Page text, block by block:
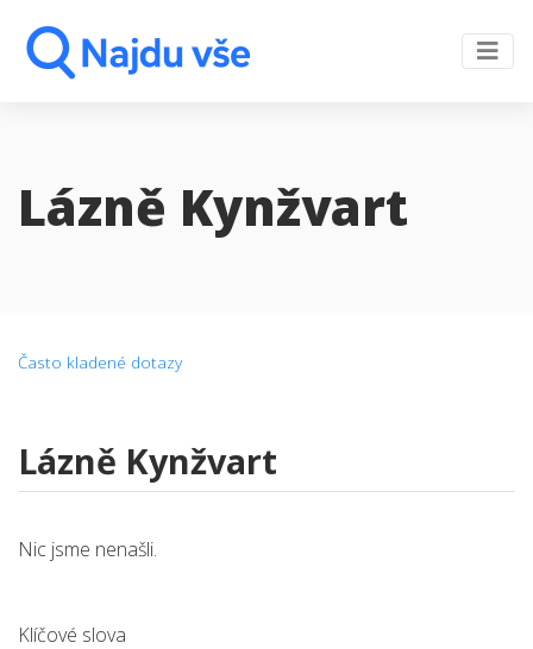
Lázně Kynžvart
Klíčové slova
Často kladené dotazy
Lázně Kynžvart
Nic jsme nenašli.